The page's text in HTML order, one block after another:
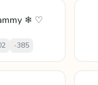
❄ ♡
-385